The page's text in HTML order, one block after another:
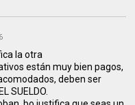
la otra
están muy bien pagos,
deben ser
SUELDO.